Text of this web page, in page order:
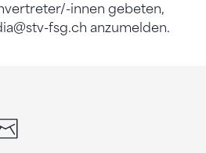
innen gebeten,
fsg.ch anzumelden.